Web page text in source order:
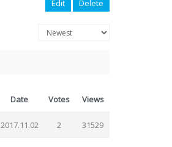
Edit Delete
Date Votes Views
2017.11.02 2 31529